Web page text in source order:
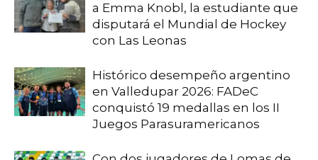
a Emma Knobl, la estudiante que
disputará el Mundial de Hockey
con Las Leonas
Histórico desempeño argentino
en Valledupar 2026: FADeC
conquistó 19 medallas en los II
Juegos Parasuramericanos